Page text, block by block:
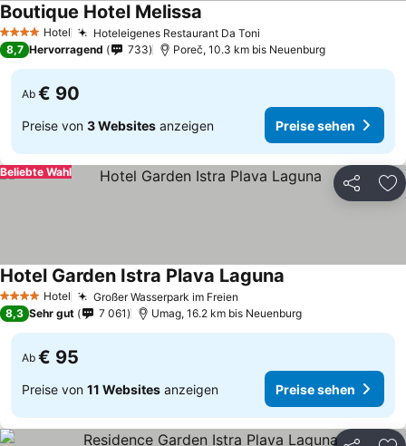
4 Sterne Hotel Hoteleigenes Restaurant Da Toni
Boutique Hotel Melissa
8,7 Hervorragend 733 Poreč, 10.3 km bis Neuenburg
Ab € 90
Preise von 3 Websites anzeigen Preise sehen
Teilen
Beliebte Wahl
4 Sterne Hotel Großer Wasserpark im Freien
Hotel Garden Istra Plava Laguna
8,3 Sehr gut 7 061 Umag, 16.2 km bis Neuenburg
Ab € 95
Preise von 11 Websites anzeigen Preise sehen